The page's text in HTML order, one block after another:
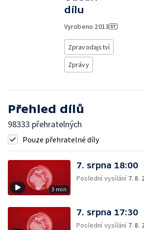
dílu
Vyrobeno 2013
Zpravodajství
Zprávy
Přehled dílů
98333 přehratelných
Pouze přehratelné díly
3 min
7. srpna 18:00
Poslední vysílání 7. 8.
7. srpna 17:30
Poslední vysílání 7. 8.